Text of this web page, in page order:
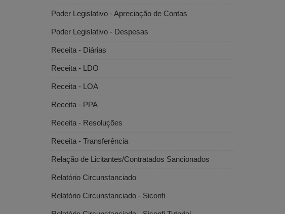
Poder Legislativo - Apreciação de Contas
Poder Legislativo - Despesas
Receita - Diárias
Receita - LDO
Receita - LOA
Receita - PPA
Receita - Resoluções
Receita - Transferência
Relação de Licitantes/Contratados Sancionados
Relatório Circunstanciado
Relatório Circunstanciado - Siconfi